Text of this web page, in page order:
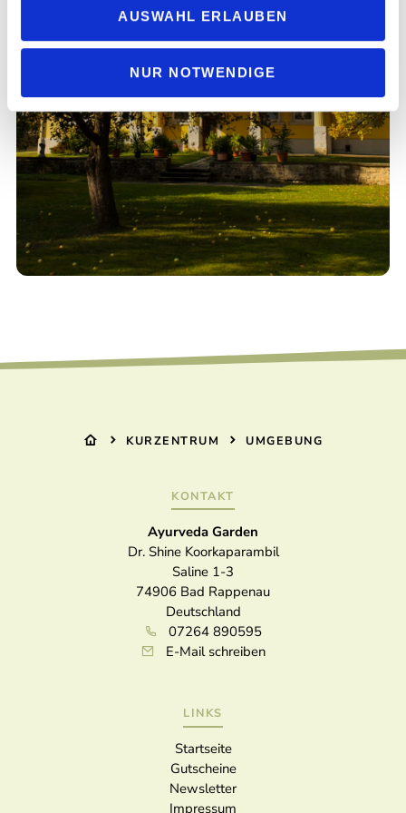
AUSWAHL ERLAUBEN
NUR NOTWENDIGE
KURZENTRUM UMGEBUNG
KONTAKT
Ayurveda Garden
Dr. Shine Koorkaparambil
Saline 1-3
74906 Bad Rappenau
Deutschland
07264 890595
E-Mail schreiben
LINKS
Startseite
Gutscheine
Newsletter
Impressum